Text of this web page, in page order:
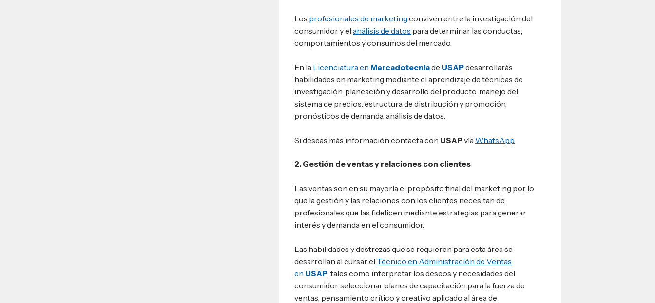
Los profesionales de marketing conviven entre la investigación del
consumidor y elanálisis de datos para determinar las conductas,
comportamientos y consumos del mercado.
En la Licenciatura en Mercadotecniade USAPdesarrollarás
habilidades en marketing mediante el aprendizaje de técnicas de
investigación, planeación y desarrollo del producto, manejo del
sistema de precios, estructura de distribución y promoción,
pronósticos de demanda, análisis de datos.
Si deseas más información contacta con USAPvía WhatsApp
2. Gestión de ventas y relaciones con clientes
Las ventas son en su mayoría el propósito final del marketing por lo
que la gestión y las relaciones con los clientes necesitan de
profesionales que las fidelicen mediante estrategias para generar
interés y demanda en el consumidor.
Las habilidades y destrezas que se requieren para esta área se
desarrollan al cursar el Técnico en Administración de Ventas
en USAP , tales como interpretar los deseos y necesidades del
consumidor, seleccionar planes de capacitación para la fuerza de
ventas, pensamiento crítico y creativo aplicado al área de